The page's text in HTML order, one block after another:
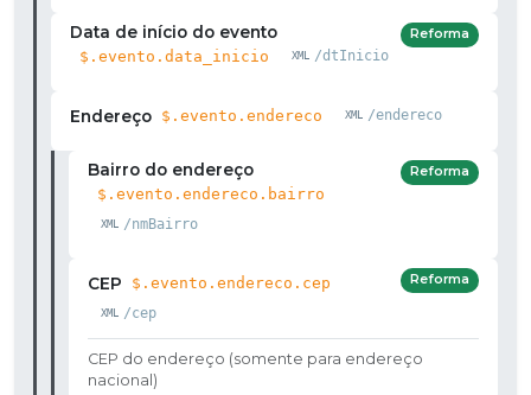
Data de início do evento
$.evento.data_inicio /dtInicio
Reforma
Endereço $.evento.endereco /endereco
Bairro do endereço
$.evento.endereco.bairro
/nmBairro
Reforma
CEP $.evento.endereco.cep
/cep
Reforma
CEP do endereço (somente para endereço
nacional)